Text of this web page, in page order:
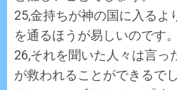
25,金持ちが神の国に入るよ
を通るほうが易しいのです。
26,それを聞いた人々は言っ
が救われることができるで